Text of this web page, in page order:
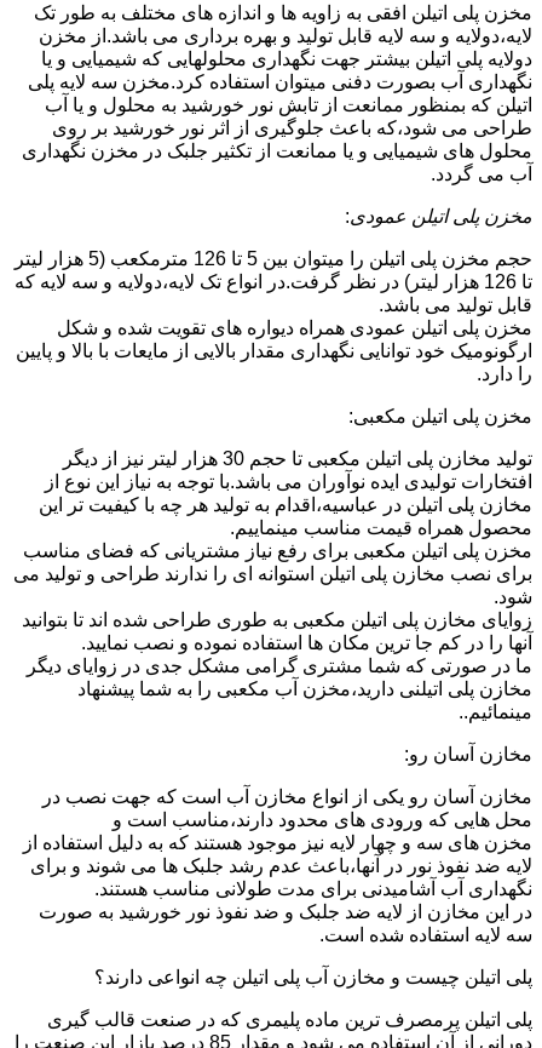
مخزن پلی اتیلن افقی به زاویه ها و اندازه های مختلف به طور تک
لایه،دولایه و سه لایه قابل تولید و بهره برداری می باشد.از مخزن
دولایه پلی اتیلن بیشتر جهت نگهداری محلولهایی که شیمیایی و یا
نگهداری آب بصورت دفنی میتوان استفاده کرد.مخزن سه لایه پلی
اتیلن که بمنظور ممانعت از تابش نور خورشید به محلول و یا آب
طراحی می شود،که باعث جلوگیری از اثر نور خورشید بر روی
محلول های شیمیایی و یا ممانعت از تکثیر جلبک در مخزن نگهداری
آب می گردد.
مخزن پلی اتیلن عمودی:
حجم مخزن پلی اتیلن را میتوان بین 5 تا 126 مترمکعب (5 هزار لیتر
تا 126 هزار لیتر) در نظر گرفت.در انواع تک لایه،دولایه و سه لایه که
قابل تولید می باشد.
مخزن پلی اتیلن عمودی همراه دیواره های تقویت شده و شکل
ارگونومیک خود توانایی نگهداری مقدار بالایی از مایعات با بالا و پایین
را دارد.
مخزن پلی اتیلن مکعبی:
تولید مخازن پلی اتیلن مکعبی تا حجم 30 هزار لیتر نیز از دیگر
افتخارات تولیدی ایده نوآوران می باشد.با توجه به نیاز این نوع از
مخازن پلی اتیلن در عباسیه،اقدام به تولید هر چه با کیفیت تر این
محصول همراه قیمت مناسب مینماییم.
مخزن پلی اتیلن مکعبی برای رفع نیاز مشتریانی که فضای مناسب
برای نصب مخازن پلی اتیلن استوانه ای را ندارند طراحی و تولید می
شود.
زوایای مخازن پلی اتیلن مکعبی به طوری طراحی شده اند تا بتوانید
آنها را در کم جا ترین مکان ها استفاده نموده و نصب نمایید.
ما در صورتی که شما مشتری گرامی مشکل جدی در زوایای دیگر
مخازن پلی اتیلنی دارید،مخزن آب مکعبی را به شما پیشنهاد
مینمائیم..
مخازن آسان رو:
مخازن آسان رو یکی از انواع مخازن آب است که جهت نصب در
محل هایی که ورودی های محدود دارند،مناسب است و
مخزن های سه و چهار لایه نیز موجود هستند که به دلیل استفاده از
لایه ضد نفوذ نور در آنها،باعث عدم رشد جلبک ها می شوند و برای
نگهداری آب آشامیدنی برای مدت طولانی مناسب هستند.
در این مخازن از لایه ضد جلبک و ضد نفوذ نور خورشید به صورت
سه لایه استفاده شده است.
پلی اتیلن چیست و مخازن آب پلی اتیلن چه انواعی دارند؟
پلی اتیلن پرمصرف ترین ماده پلیمری که در صنعت قالب گیری
دورانی از آن استفاده می شود و مقدار 85 درصد بازار این صنعت را